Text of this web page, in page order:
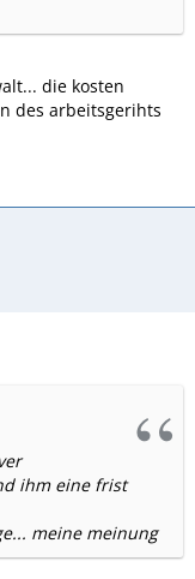
die kosten
des arbeitsgerihts
ihm eine frist
meine meinung